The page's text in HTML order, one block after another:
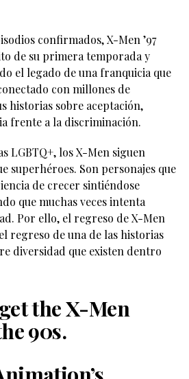
confirmados, X-Men ’97
de su primera temporada y
el legado de una franquicia que
con millones de
historias sobre aceptación,
frente a la discriminación.
LGBTQ+, los X-Men siguen
superhéroes. Son personajes que
de crecer sintiéndose
que muchas veces intenta
Por ello, el regreso de X-Men
regreso de una de las historias
diversidad que existen dentro
the X-Men
90s.